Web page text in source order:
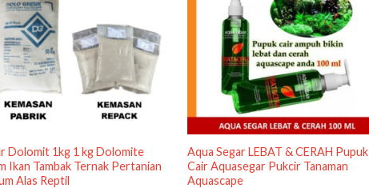
Dolomit 1kg 1 kg Dolomite
Ikan Tambak Ternak Pertanian
Alas Reptil
Aqua Segar LEBAT & CERAH Pupuk
Cair Aquasegar Pukcir Tanaman
Aquascape